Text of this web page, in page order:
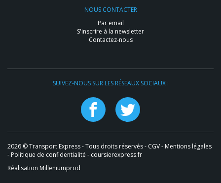
NOUS CONTACTER
Par email
S'inscrire à la newsletter
Contactez-nous
SUIVEZ-NOUS SUR LES RÉSEAUX SOCIAUX :
2026 © Transport Express - Tous droits réservés - CGV- Mentions légales
- Politique de confidentialité - coursierexpress.fr
Réalisation Milleniumprod